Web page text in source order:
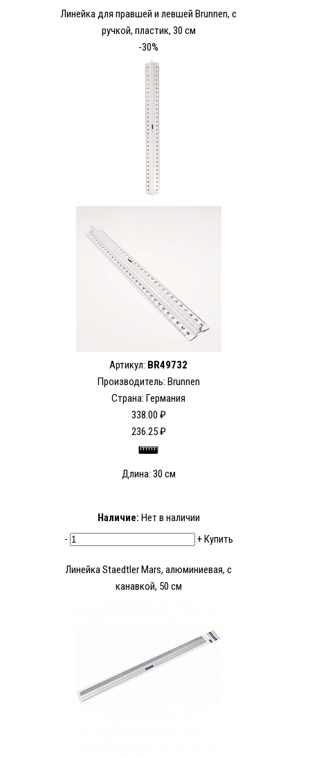
Линейка для правшей и левшей Brunnen, с
ручкой, пластик, 30 см
-30%
Артикул: BR49732
Производитель: Brunnen
Страна: Германия
338.00 ₽
236.25 ₽
Длина: 30 см
Наличие: Нет в наличии
-
+Купить
Линейка Staedtler Mars, алюминиевая, с
канавкой, 50 см